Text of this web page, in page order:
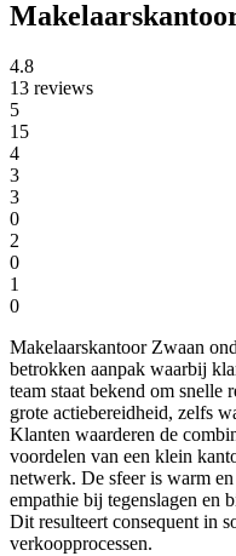
4.8
13 reviews
5
15
4
3
3
0
2
0
1
0
Makelaarskantoor Zwaan
betrokken aanpak waarbij
team staat bekend om snelle
grote actiebereidheid, zelfs
Klanten waarderen de
voordelen van een klein
netwerk. De sfeer is warm
empathie bij tegenslagen en
Dit resulteert consequent in
verkoopprocessen.